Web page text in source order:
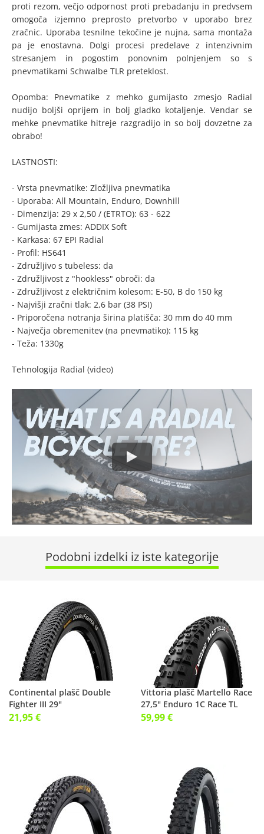
proti rezom, večjo odpornost proti prebadanju in predvsem
omogoča izjemno preprosto pretvorbo v uporabo brez
zračnic. Uporaba tesnilne tekočine je nujna, sama montaža
pa je enostavna. Dolgi procesi predelave z intenzivnim
stresanjem in pogostim ponovnim polnjenjem so s
pnevmatikami Schwalbe TLR preteklost.
Opomba: Pnevmatike z mehko gumijasto zmesjo Radial
nudijo boljši oprijem in bolj gladko kotaljenje. Vendar se
mehke pnevmatike hitreje razgradijo in so bolj dovzetne za
obrabo!
LASTNOSTI:
- Vrsta pnevmatike: Zložljiva pnevmatika
- Uporaba: All Mountain, Enduro, Downhill
- Dimenzija: 29 x 2,50 / (ETRTO): 63 - 622
- Gumijasta zmes: ADDIX Soft
- Karkasa: 67 EPI Radial
- Profil: HS641
- Združljivo s tubeless: da
- Združljivost z "hookless" obroči: da
- Združljivost z električnim kolesom: E-50, B do 150 kg
- Najvišji zračni tlak: 2,6 bar (38 PSI)
- Priporočena notranja širina platišča: 30 mm do 40 mm
- Največja obremenitev (na pnevmatiko): 115 kg
- Teža: 1330g
Tehnologija Radial (video)
Podobni izdelki iz iste kategorije
Continental plašč Double
Fighter III 29"
21,95 €
Vittoria plašč Martello Race
27,5" Enduro 1C Race TL
59,99 €